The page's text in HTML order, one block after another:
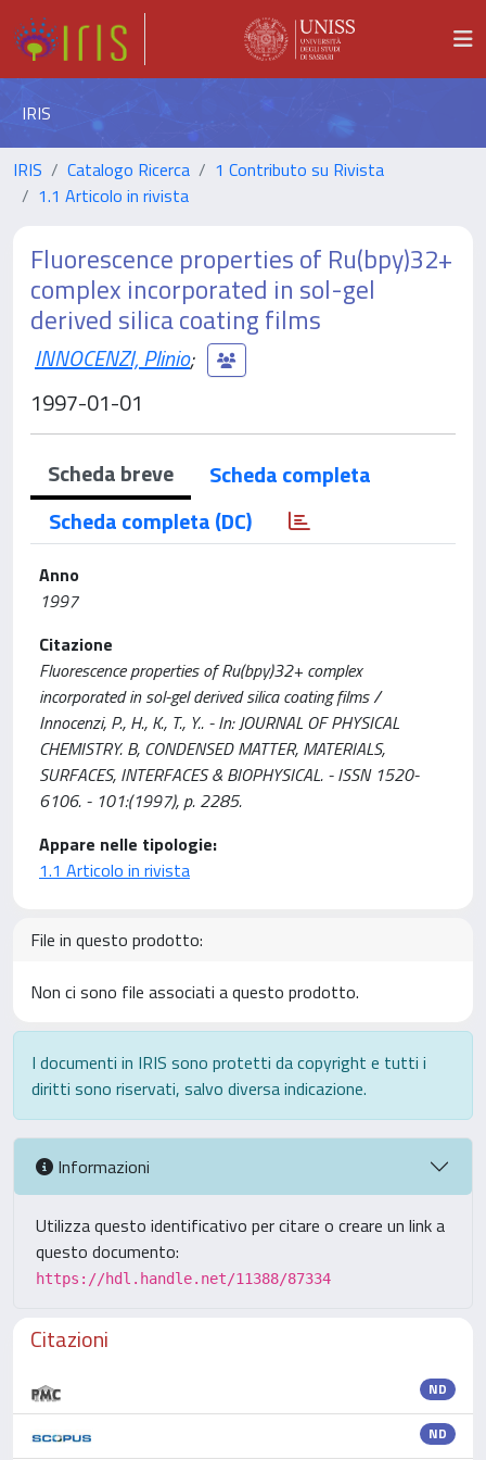
IRIS
IRIS Catalogo Ricerca
1 Contributo su Rivista
1.1 Articolo in rivista
Fluorescence properties of Ru(bpy)32+
complex incorporated in sol-gel
derived silica coating films
INNOCENZI, Plinio;
1997-01-01
Scheda breve
Scheda completa
Scheda completa (DC)
Anno
1997
Citazione
Fluorescence properties of Ru(bpy)32+ complex
incorporated in sol-gel derived silica coating films /
Innocenzi, P., H., K., T., Y.. - In: JOURNAL OF PHYSICAL
CHEMISTRY. B, CONDENSED MATTER, MATERIALS,
SURFACES, INTERFACES & BIOPHYSICAL. - ISSN 1520-
6106. - 101:(1997), p. 2285.
Appare nelle tipologie:
1.1 Articolo in rivista
File in questo prodotto:
Non ci sono file associati a questo prodotto.
I documenti in IRIS sono protetti da copyright e tutti i
diritti sono riservati, salvo diversa indicazione.
Informazioni
Utilizza questo identificativo per citare o creare un link a
questo documento:
https://hdl.handle.net/11388/87334
Citazioni
ND
ND